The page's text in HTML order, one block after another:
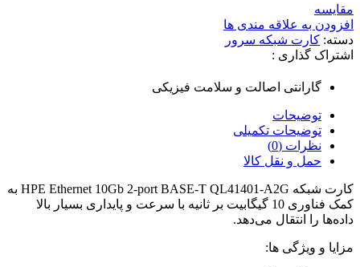
مقایسه
افزودن به علاقه مندی ها
دسته: کارت شبکه سرور
اشتراک گذاری :
گارانتی اصالت و سلامت فیزیکی
توضیحات
توضیحات تکمیلی
نظرات (0)
حمل و نقل کالا
کارت شبکه HPE Ethernet 10Gb 2-port BASE-T QL41401-A2G به
کمک فناوری 10 گیگابیت بر ثانیه با سرعت و پایداری بسیار بالا
داده‌ها را انتقال می‌دهد.
مزایا و ویژگی ها: